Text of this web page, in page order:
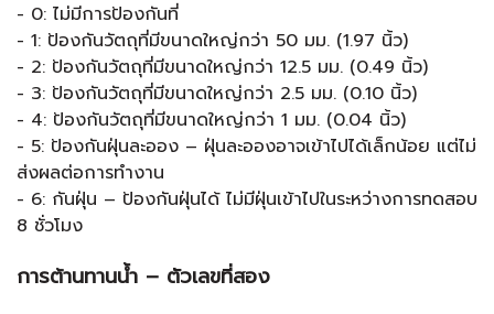
- 0: ไม่มีการป้องกันที่
- 1: ป้องกันวัตถุที่มีขนาดใหญ่กว่า 50 มม. (1.97 นิ้ว)
- 2: ป้องกันวัตถุที่มีขนาดใหญ่กว่า 12.5 มม. (0.49 นิ้ว)
- 3: ป้องกันวัตถุที่มีขนาดใหญ่กว่า 2.5 มม. (0.10 นิ้ว)
- 4: ป้องกันวัตถุที่มีขนาดใหญ่กว่า 1 มม. (0.04 นิ้ว)
- 5: ป้องกันฝุ่นละออง – ฝุ่นละอองอาจเข้าไปได้เล็กน้อย แต่ไม่
ส่งผลต่อการทำงาน
- 6: กันฝุ่น – ป้องกันฝุ่นได้ ไม่มีฝุ่นเข้าไปในระหว่างการทดสอบ
8 ชั่วโมง
การต้านทานน้ำ – ตัวเลขที่สอง